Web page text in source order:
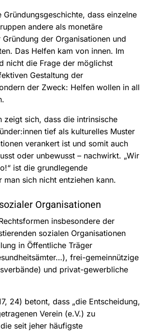
Gründungsgeschichte, dass einzelne
andere als monetäre
der Organisationen und
Das Helfen kam von innen. Im
nicht die Frage der möglichst
Gestaltung der
der Zweck: Helfen wollen in all
zeigt sich, dass die intrinsische
tief als kulturelles Muster
verankert ist und somit auch
oder unbewusst – nachwirkt. „Wir
ist die grundlegende
man sich nicht entziehen kann.
Organisationen
insbesondere der
sozialen Organisationen
in Öffentliche Träger
frei-gemeinnützige
und privat-gewerbliche
24) betont, dass „die Entscheidung,
Verein (e.V.) zu
seit jeher häufigste